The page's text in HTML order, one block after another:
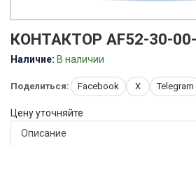
КОНТАКТОР AF52-30-
Наличие: В наличии
Поделиться: Facebook X Telegram
Цену уточняйте
Описание